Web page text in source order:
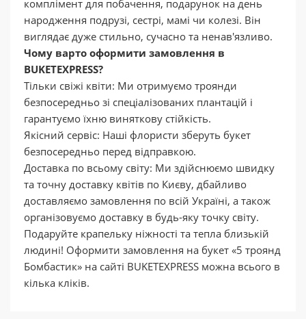
комплімент для побачення, подарунок на день
народження подрузі, сестрі, мамі чи колезі. Він
виглядає дуже стильно, сучасно та ненав'язливо.
Чому варто оформити замовлення в
BUKETEXPRESS?
Тільки свіжі квіти: Ми отримуємо троянди
безпосередньо зі спеціалізованих плантацій і
гарантуємо їхню виняткову стійкість.
Якісний сервіс: Наші флористи зберуть букет
безпосередньо перед відправкою.
Доставка по всьому світу: Ми здійснюємо швидку
та точну доставку квітів по Києву, дбайливо
доставляємо замовлення по всій Україні, а також
організовуємо доставку в будь-яку точку світу.
Подаруйте крапельку ніжності та тепла близькій
людині! Оформити замовлення на букет «5 троянд
Бомбастик» на сайті BUKETEXPRESS можна всього в
кілька кліків.